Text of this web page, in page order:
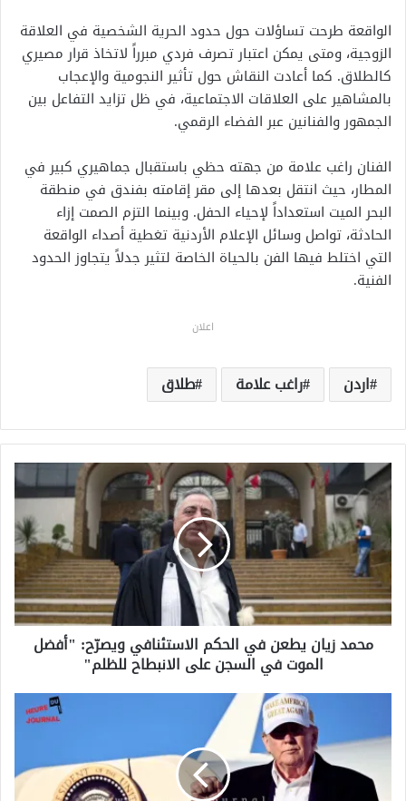
الواقعة طرحت تساؤلات حول حدود الحرية الشخصية في العلاقة
الزوجية، ومتى يمكن اعتبار تصرف فردي مبرراً لاتخاذ قرار مصيري
كالطلاق. كما أعادت النقاش حول تأثير النجومية والإعجاب
بالمشاهير على العلاقات الاجتماعية، في ظل تزايد التفاعل بين
الجمهور والفنانين عبر الفضاء الرقمي.
الفنان راغب علامة من جهته حظي باستقبال جماهيري كبير في
المطار، حيث انتقل بعدها إلى مقر إقامته بفندق في منطقة
البحر الميت استعداداً لإحياء الحفل. وبينما التزم الصمت إزاء
الحادثة، تواصل وسائل الإعلام الأردنية تغطية أصداء الواقعة
التي اختلط فيها الفن بالحياة الخاصة لتثير جدلاً يتجاوز الحدود
الفنية.
اعلان
اردن راغب علامة طلاق
م
ح
د
ز
ي
ا
ن
ي
ف
ا
محمد زيان يطعن في الحكم الاستئنافي ويصرّح: "أفضل
الموت في السجن على الانبطاح للظلم"
ر